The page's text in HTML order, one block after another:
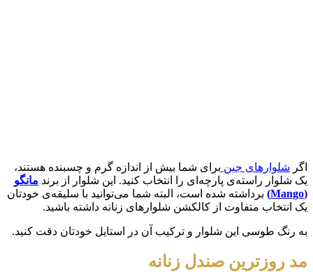
اگر شلوارهای جین برای شما بیش از اندازه گرم و چسبنده هستند،
یک شلوار راسته‌ی پارچه‌ای را انتخاب کنید. این شلوار از برند مانگو
(
Mango
) برداشته شده است، البته شما می‌توانید با سلیقه‌ی خودتان
یک انتخاب متفاوت از کالکشن شلوارهای زنانه داشته باشید.
به رنگ طوسی این شلوار و ترکیب آن در استایل خودتان دقت کنید.
مد روزترین صندل زنانه